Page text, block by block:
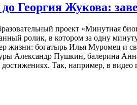
Георгия Жукова:
проект «Минутная
ролик, в котором за одну
жизни: богатырь Илья Муромец и
Александр Пушкин, балерина
Так, например, в